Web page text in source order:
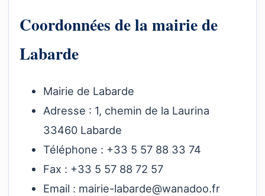
Coordonnées de la mairie de
Labarde
Mairie de Labarde
Adresse : 1, chemin de la Laurina
33460 Labarde
Téléphone : +33 5 57 88 33 74
Fax : +33 5 57 88 72 57
Email : mairie-labarde@wanadoo.fr